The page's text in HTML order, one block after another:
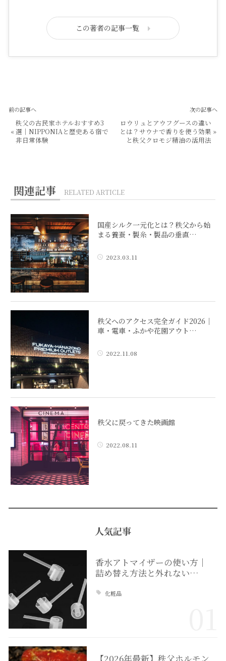
この著者の記事一覧
前の記事へ
«
秩父の古民家ホテルおすすめ3
選｜NIPPONIAと歴史ある宿で
非日常体験
次の記事へ
ロウリュとアウフグースの違い
とは？サウナで香りを使う効果
と秩父クロモジ精油の活用法
»
関連記事 RELATED ARTICLE
国産シルク一元化とは？秩父から始
まる養蚕・製糸・製品の垂直…
2023.03.11
秩父へのアクセス完全ガイド2026｜
車・電車・ふかや花園アウト…
2022.11.08
秩父に戻ってきた映画館
2022.08.11
人気記事
香水アトマイザーの使い方｜
詰め替え方法と外れない…
化粧品
【2026年最新】秩父ホルモン